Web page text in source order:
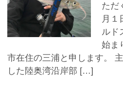
ただ
月１
ルド
始ま
市在住の三浦と申します。
した陸奥湾沿岸部 […]